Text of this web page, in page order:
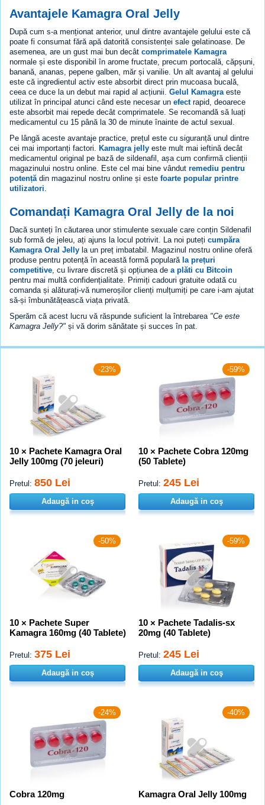
Avantajele Kamagra Oral Jelly
După cum s-a menționat anterior, unul dintre avantajele gelului este că
poate fi consumat fără apă datorită consistenței sale gelatinoase. De
asemenea, are un gust mai bun decât comprimatele Kamagra
normale și este disponibil în arome fructate, precum portocală, căpșuni,
banană, ananas, pepene galben, măr și vanilie. Un alt avantaj al gelului
este că ingredientul activ este absorbit direct prin mucoasa bucală,
ceea ce duce la un debut mai rapid al acțiunii. Gelul Kamagra este
utilizat în principal atunci când este necesar un efectrapid, deoarece
este absorbit mai repede decât comprimatele. Se recomandă să luați
medicamentul cu 15 până la 30 de minute înainte de actul sexual.
Pe lângă aceste avantaje practice, prețul este cu siguranță unul dintre
cei mai importanți factori. Kamagra jelly este mult mai ieftină decât
medicamentul original pe bază de sildenafil, așa cum confirmă clienții
magazinului nostru online. Este cel mai bine vândut remediu pentru
potență din magazinul nostru online și este foarte popular printre
utilizatori
Comandați Kamagra Oral Jelly de la noi
Dacă sunteți în căutarea unor stimulente sexuale care conțin Sildenafil
sub formă de jeleu, ați ajuns la locul potrivit. La noi puteți cumpăra
Kamagra Oral Jelly la un preț imbatabil. Magazinul nostru online oferă
produse pentru potență în această formă populară la prețuri
competitive , cu livrare discretă și opțiunea de a plăti cu Bitcoin
pentru mai multă confidențialitate. Primiți cadouri gratuite odată cu
comanda și alăturați-vă numeroșilor clienți mulțumiți pe care i-am ajutat
să-și îmbunătățească viața privată.
Sperăm că acest lucru vă răspunde suficient la întrebarea "Ce este
Kamagra Jelly?" și vă dorim sănătate și succes în pat.
-23%
10 × Pachete Kamagra Oral
Jelly 100mg (70 jeleuri)
Pretul: 850 Lei
Adaugă in coş
-59%
10 × Pachete Cobra 120mg
(50 Tablete)
Pretul: 245 Lei
Adaugă in coş
-50%
10 × Pachete Super
Kamagra 160mg (40 Tablete)
Pretul: 375 Lei
Adaugă in coş
-59%
10 × Pachete Tadalis-sx
20mg (40 Tablete)
Pretul: 245 Lei
Adaugă in coş
-24%
Cobra 120mg
-40%
Kamagra Oral Jelly 100mg